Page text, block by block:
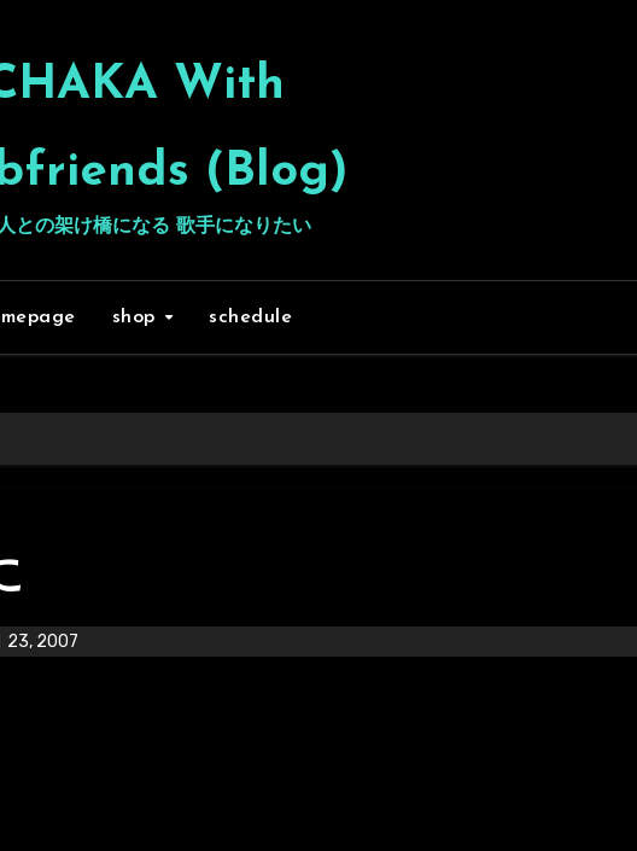
With
(Blog)
との架け橋になる 歌手になりたい
shop schedule
23, 2007